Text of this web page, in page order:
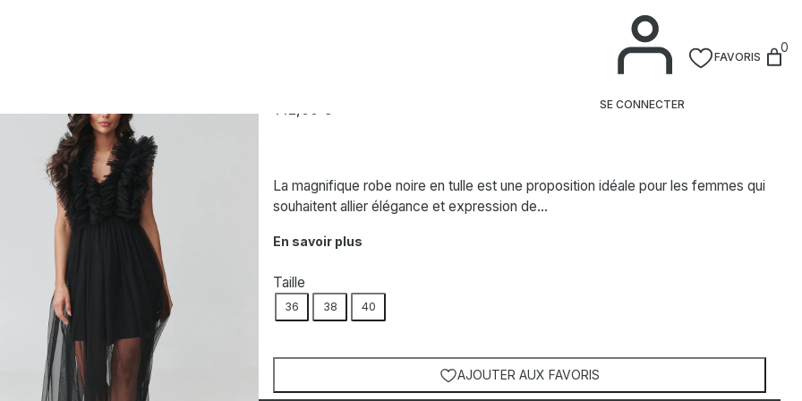
SE CONNECTER
FAVORIS
0
142,00 €
La magnifique robe noire en tulle est une proposition idéale pour les femmes qui
souhaitent allier élégance et expression de…
En savoir plus
Taille
36 38 40
AJOUTER AUX FAVORIS